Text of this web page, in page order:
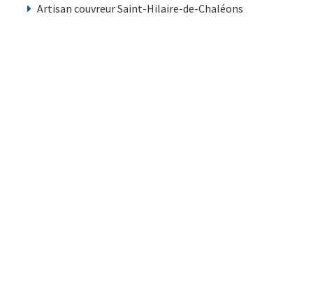
Artisan couvreur Saint-Hilaire-de-Chaléons